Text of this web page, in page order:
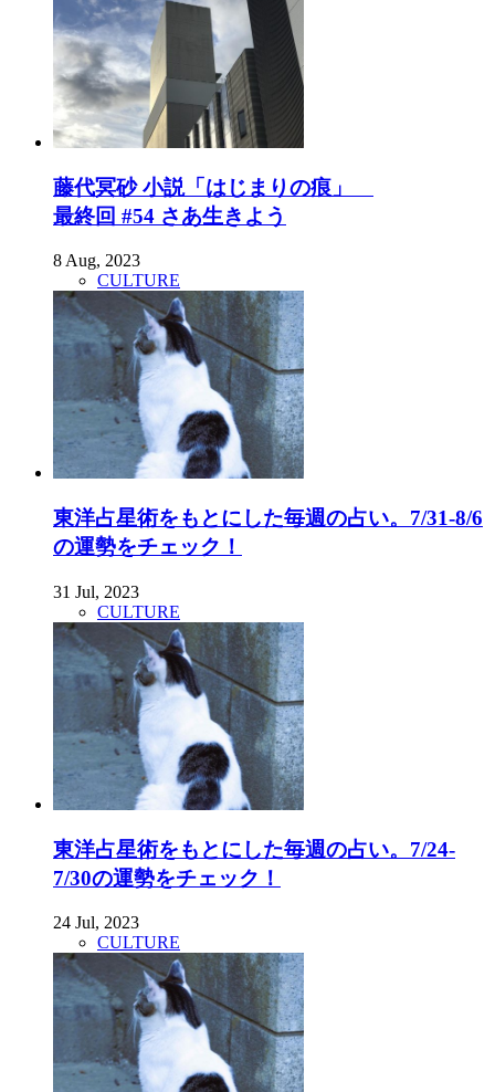
藤代冥砂 小説「はじまりの痕」
最終回 #54 さあ生きよう
8 Aug, 2023
CULTURE
東洋占星術をもとにした毎週の占い。7/31-8/6
の運勢をチェック！
31 Jul, 2023
CULTURE
東洋占星術をもとにした毎週の占い。7/24-
7/30の運勢をチェック！
24 Jul, 2023
CULTURE